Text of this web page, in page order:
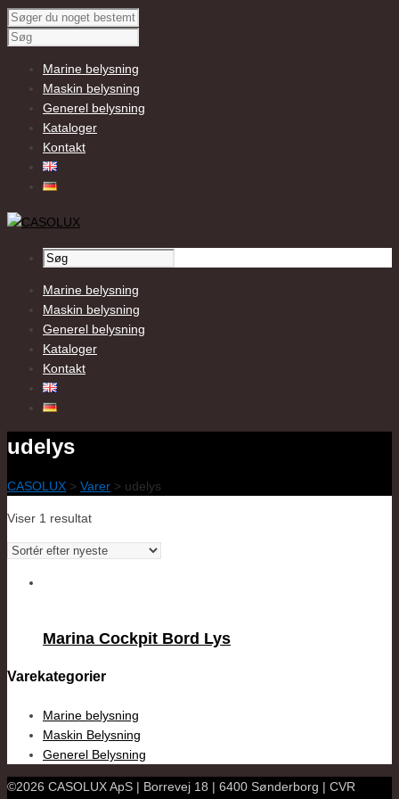
Marine belysning
Maskin belysning
Generel belysning
Kataloger
Kontakt
Marine belysning
Maskin belysning
Generel belysning
Kataloger
Kontakt
udelys
CASOLUX > Varer > udelys
Viser 1 resultat
Marina Cockpit Bord Lys
Varekategorier
Marine belysning
Maskin Belysning
Generel Belysning
©2026 CASOLUX ApS | Borrevej 18 | 6400 Sønderborg | CVR